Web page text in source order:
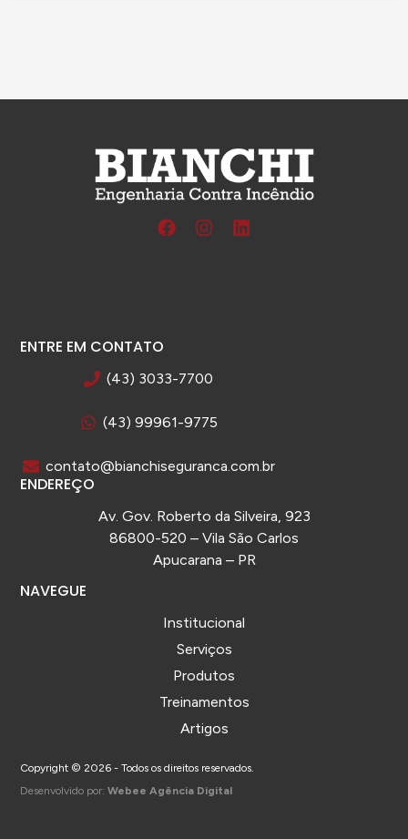
ENTRE EM CONTATO
(43) 3033-7700
(43) 99961-9775
contato@bianchiseguranca.com.br
ENDEREÇO
Av. Gov. Roberto da Silveira, 923
86800-520 – Vila São Carlos
Apucarana – PR
NAVEGUE
Institucional
Serviços
Produtos
Treinamentos
Artigos
Copyright © 2026 - Todos os direitos reservados.
Desenvolvido por:Webee Agência Digital